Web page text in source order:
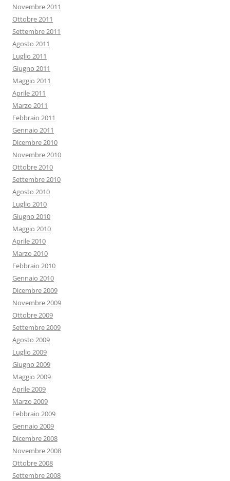
Novembre 2011
Ottobre 2011
Settembre 2011
Agosto 2011
Luglio 2011
Giugno 2011
Maggio 2011
Aprile 2011
Marzo 2011
Febbraio 2011
Gennaio 2011
Dicembre 2010
Novembre 2010
Ottobre 2010
Settembre 2010
Agosto 2010
Luglio 2010
Giugno 2010
Maggio 2010
Aprile 2010
Marzo 2010
Febbraio 2010
Gennaio 2010
Dicembre 2009
Novembre 2009
Ottobre 2009
Settembre 2009
Agosto 2009
Luglio 2009
Giugno 2009
Maggio 2009
Aprile 2009
Marzo 2009
Febbraio 2009
Gennaio 2009
Dicembre 2008
Novembre 2008
Ottobre 2008
Settembre 2008